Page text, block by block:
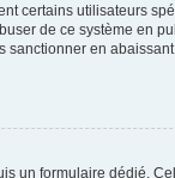
certains utilisateurs
de ce système en
sanctionner en
un formulaire dédié.